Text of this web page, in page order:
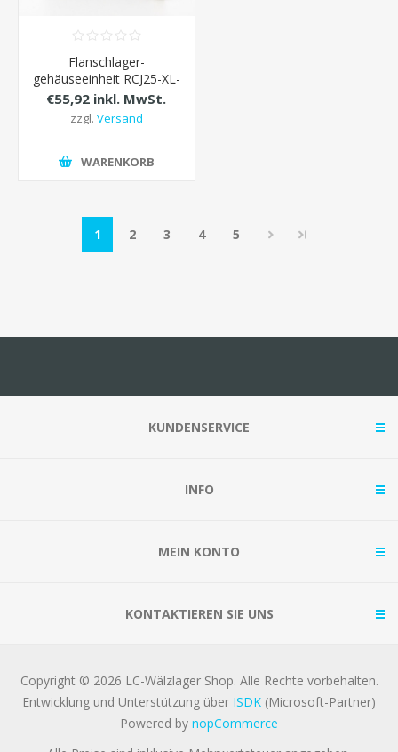
Flanschlager-
gehäuseeinheit RCJ25-XL-
N-FA125 INA d= 25 mm
€55,92 inkl. MwSt.
zzgl. Versand
WARENKORB
1 2 3 4 5
KUNDENSERVICE
INFO
MEIN KONTO
KONTAKTIEREN SIE UNS
Copyright © 2026 LC-Wälzlager Shop. Alle Rechte vorbehalten.
Entwicklung und Unterstützung über ISDK (Microsoft-Partner)
Powered by nopCommerce